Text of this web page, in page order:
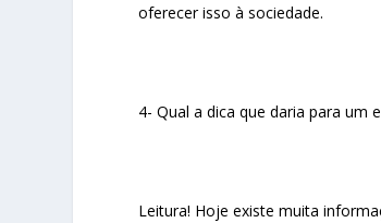
oferecer isso à sociedade.
4- Qual a dica que daria para um
Leitura! Hoje existe muita